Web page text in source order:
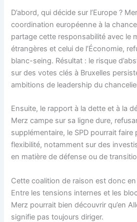
D’abord, qui décide sur l’Europe ?
coordination européenne à la
partage cette responsabilité avec le
étrangères et celui de l’Économie,
blanc-seing. Résultat : le risque
sur des votes clés à Bruxelles
ambitions de leadership du
Ensuite, le rapport à la dette et à la
Merz campe sur sa ligne dure,
supplémentaire, le SPD pourrait
flexibilité, notamment sur des
en matière de défense ou de
Cette coalition de raison est donc
Entre les tensions internes et les
Merz pourrait bien découvrir qu’en
signifie pas toujours diriger.